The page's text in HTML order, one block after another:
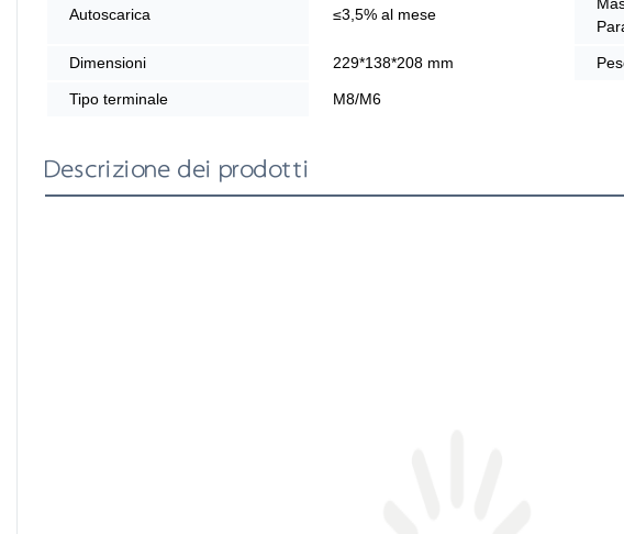
Autoscarica ≤3,5% al ​​mese
Dimensioni 229*138*208 mm
Tipo terminale M8/M6
Descrizione dei prodotti